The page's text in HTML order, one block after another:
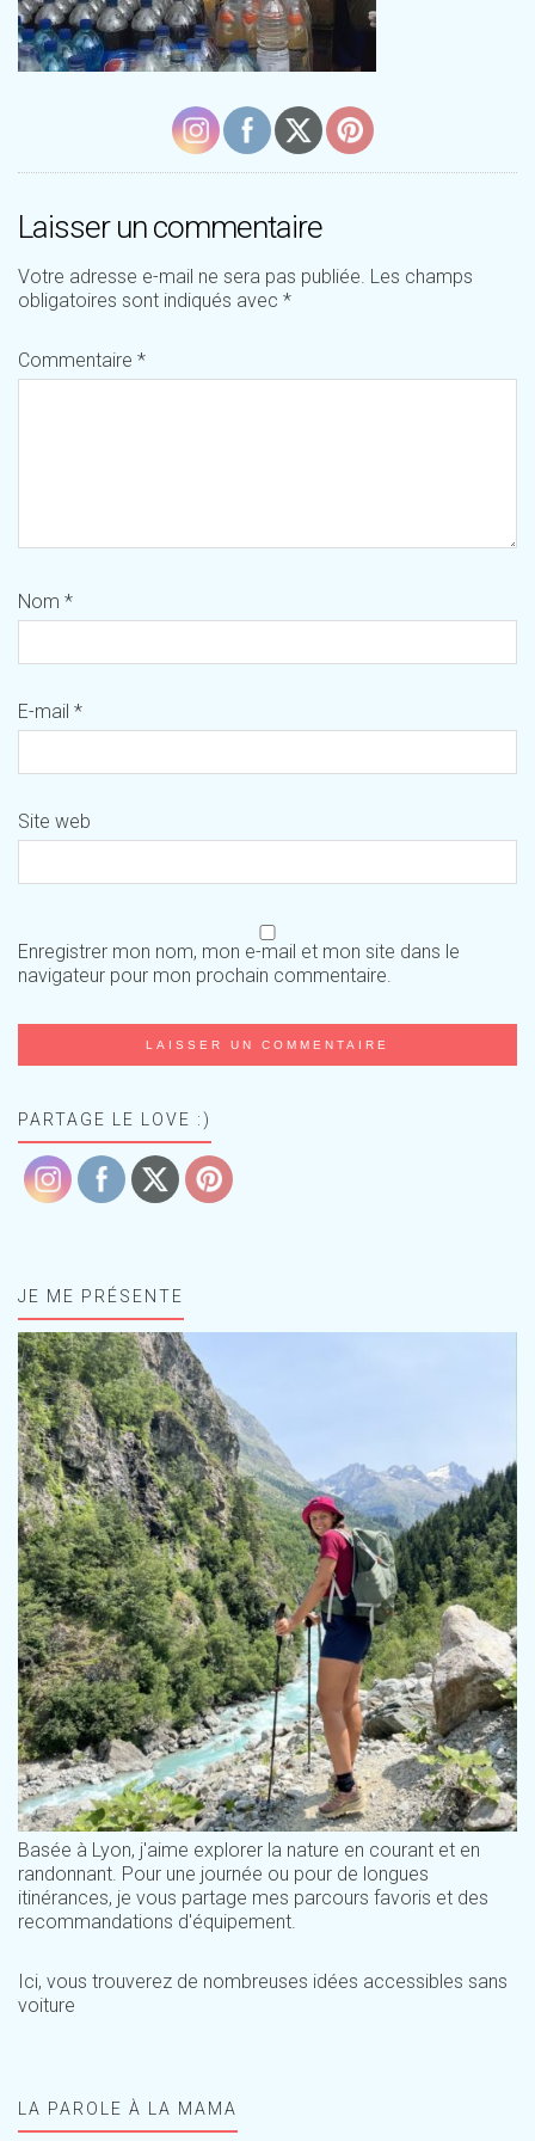
Laisser un commentaire
Votre adresse e-mail ne sera pas publiée. Les champs
obligatoires sont indiqués avec *
Commentaire *
Nom *
E-mail *
Site web
Enregistrer mon nom, mon e-mail et mon site dans le
navigateur pour mon prochain commentaire.
PARTAGE LE LOVE :)
JE ME PRÉSENTE
Basée à Lyon, j'aime explorer la nature en courant et en
randonnant. Pour une journée ou pour de longues
itinérances, je vous partage mes parcours favoris et des
recommandations d'équipement.
Ici, vous trouverez de nombreuses idées accessibles sans
voiture
LA PAROLE À LA MAMA